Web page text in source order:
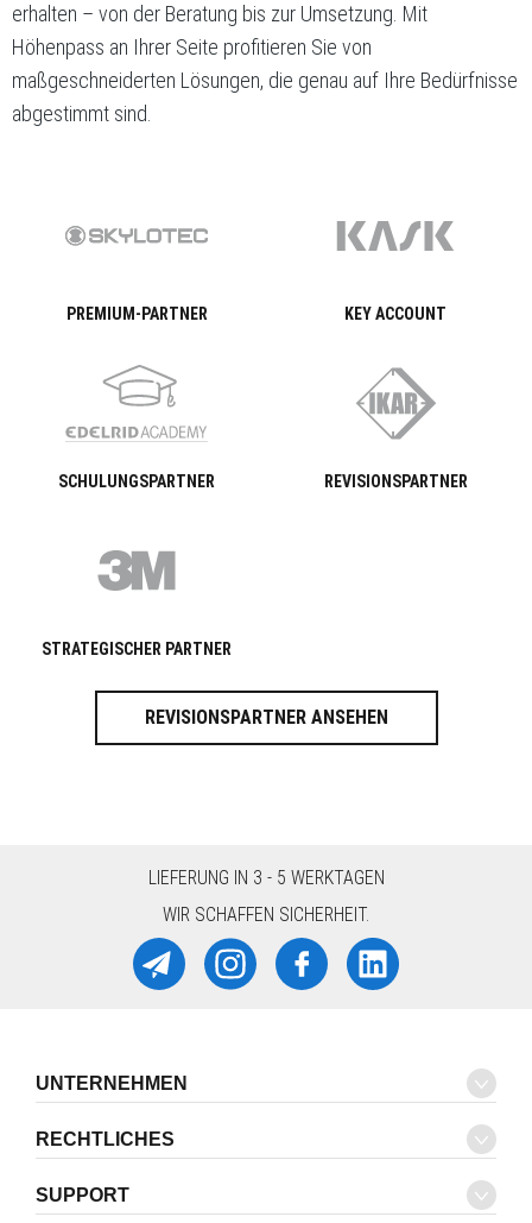
erhalten – von der Beratung bis zur Umsetzung. Mit
Höhenpass an Ihrer Seite profitieren Sie von
maßgeschneiderten Lösungen, die genau auf Ihre Bedürfnisse
abgestimmt sind.
PREMIUM-PARTNER KEY ACCOUNT
SCHULUNGSPARTNER REVISIONSPARTNER
STRATEGISCHER PARTNER
REVISIONSPARTNER ANSEHEN
LIEFERUNG IN 3 - 5 WERKTAGEN
WIR SCHAFFEN SICHERHEIT.
UNTERNEHMEN
RECHTLICHES
SUPPORT